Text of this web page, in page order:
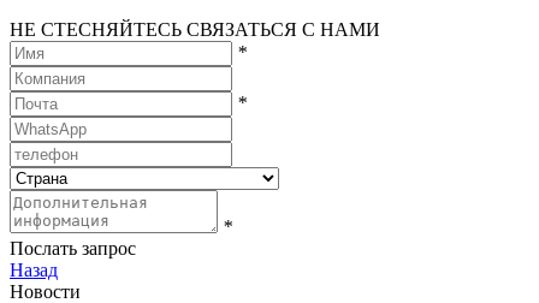
НЕ СТЕСНЯЙТЕСЬ СВЯЗАТЬСЯ С НАМИ
*
*
*
Послать запрос
Назад
Новости